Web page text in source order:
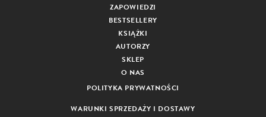
ZAPOWIEDZI
BESTSELLERY
KSIĄŻKI
AUTORZY
SKLEP
O NAS
POLITYKA PRYWATNOŚCI
WARUNKI SPRZEDAŻY I DOSTAWY